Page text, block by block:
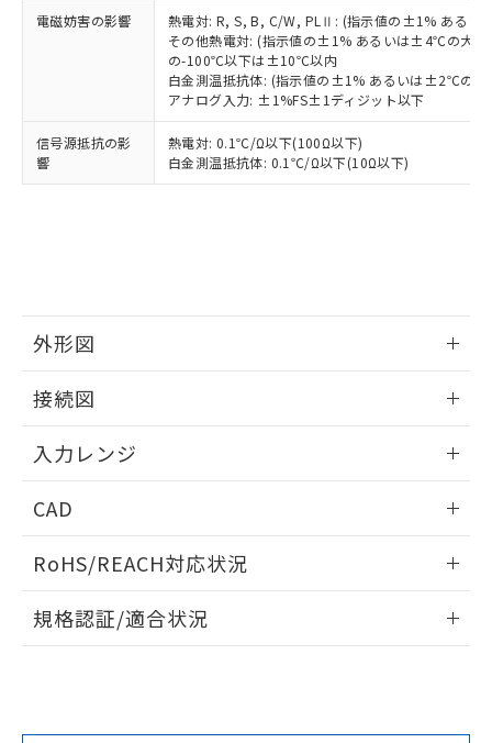
電磁妨害の影響
熱電対: R, S, B, C/W, PLⅡ: (指示値の±1% ある
その他熱電対: (指示値の±1% あるいは±4℃の大き
の-100℃以下は±10℃以内
白金測温抵抗体: (指示値の±1% あるいは±2℃の大
アナログ入力: ±1%FS±1ディジット以下
信号源抵抗の影
響
熱電対: 0.1℃/Ω以下(100Ω以下)
白金測温抵抗体: 0.1℃/Ω以下(10Ω以下)
外形図
接続図
入力レンジ
CAD
ドすることができます。
ログイン/会員登録
ダウンロードデータをご利用いただく前に、以下を必ずお読
RoHS/REACH対応状況
EU RoHS 注意事項・凡例
規格認証/適合状況